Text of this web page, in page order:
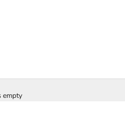
empty